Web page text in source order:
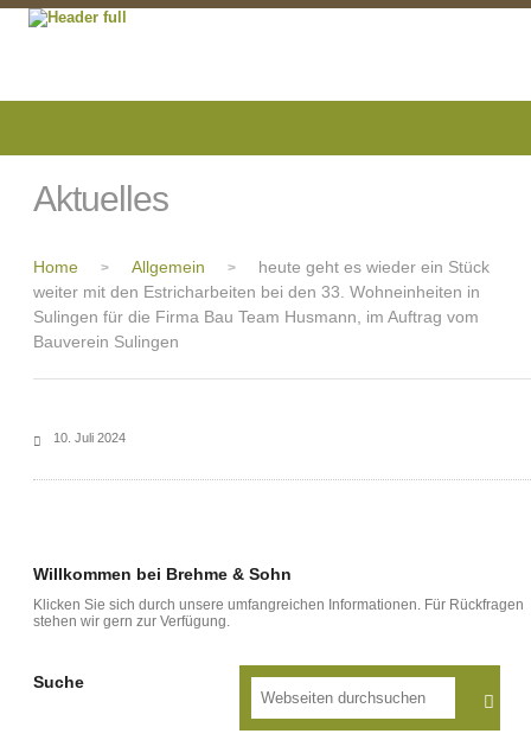
Aktuelles
Home > Allgemein >
heute geht es wieder ein Stück
weiter mit den Estricharbeiten bei den 33. Wohneinheiten in
Sulingen für die Firma Bau Team Husmann, im Auftrag vom
Bauverein Sulingen
10. Juli 2024
Willkommen bei Brehme & Sohn
Klicken Sie sich durch unsere umfangreichen Informationen. Für Rückfragen
stehen wir gern zur Verfügung.
Suche